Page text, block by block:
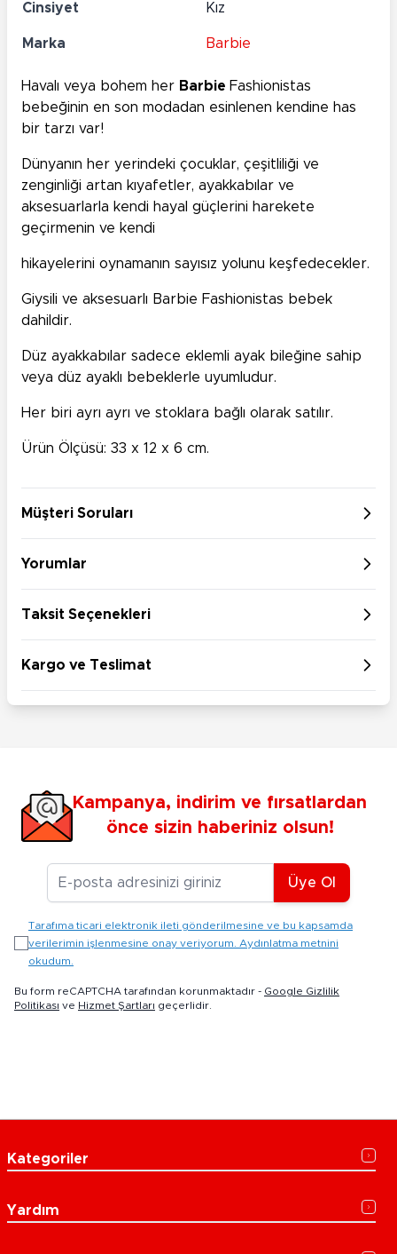
Cinsiyet Kız
Marka Barbie
Havalı veya bohem her Barbie Fashionistas
bebeğinin en son modadan esinlenen kendine has
bir tarzı var!
Dünyanın her yerindeki çocuklar, çeşitliliği ve
zenginliği artan kıyafetler, ayakkabılar ve
aksesuarlarla kendi hayal güçlerini harekete
geçirmenin ve kendi
hikayelerini oynamanın sayısız yolunu keşfedecekler.
Giysili ve aksesuarlı Barbie Fashionistas bebek
dahildir.
Düz ayakkabılar sadece eklemli ayak bileğine sahip
veya düz ayaklı bebeklerle uyumludur.
Her biri ayrı ayrı ve stoklara bağlı olarak satılır.
Ürün Ölçüsü: 33 x 12 x 6 cm.
Müşteri Soruları
Yorumlar
Taksit Seçenekleri
Kargo ve Teslimat
Kampanya, indirim ve fırsatlardan
önce sizin haberiniz olsun!
E-posta Adresiniz
Üye Ol
Tarafıma ticari elektronik ileti gönderilmesine ve bu kapsamda
verilerimin işlenmesine onay veriyorum. Aydınlatma metnini
okudum.
Bu form reCAPTCHA tarafından korunmaktadır - Google Gizlilik
Politikası ve Hizmet Şartları geçerlidir.
Kategoriler
Yardım